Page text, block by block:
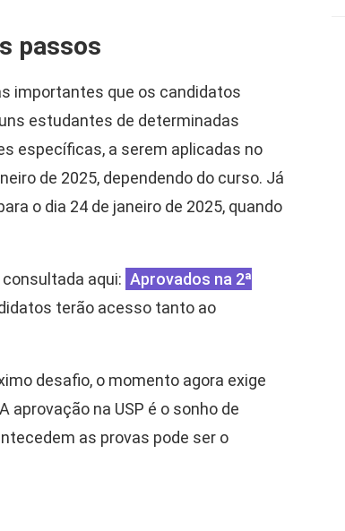
passos
importantes que os candidatos
estudantes de determinadas
específicas, a serem aplicadas no
de 2025, dependendo do curso. Já
o dia 24 de janeiro de 2025, quando
aqui: Aprovados na 2ª
terão acesso tanto ao
desafio, o momento agora exige
na USP é o sonho de
as provas pode ser o